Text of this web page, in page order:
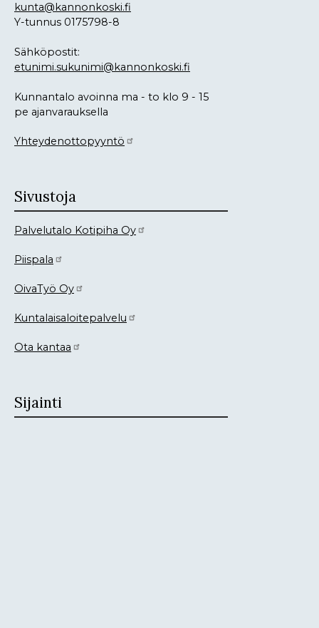
kunta@kannonkoski.fi
Y-tunnus 0175798-8
Sähköpostit:
etunimi.sukunimi@kannonkoski.fi
Kunnantalo avoinna ma - to klo 9 - 15
pe ajanvarauksella
Yhteydenottopyyntö
Sivustoja
Palvelutalo Kotipiha Oy
Piispala
OivaTyö Oy
Kuntalaisaloitepalvelu
Ota kantaa
Sijainti